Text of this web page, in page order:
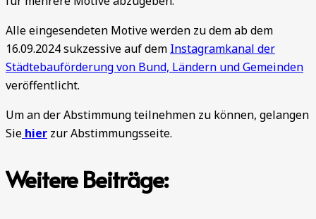
Alle eingesendeten Motive werden zu dem ab dem
16.09.2024 sukzessive auf dem Instagramkanal der
Städtebauförderung von Bund, Ländern und Gemeinden
veröffentlicht.
Um an der Abstimmung teilnehmen zu können, gelangen
Sie hier zur Abstimmungsseite.
Weitere Beiträge: